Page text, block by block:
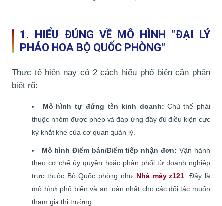
1. HIỂU ĐÚNG VỀ MÔ HÌNH "ĐẠI LÝ
PHÁO HOA BỘ QUỐC PHÒNG"
Thực tế hiện nay có 2 cách hiểu phổ biến cần phân
biệt rõ:
Mô hình tự đứng tên kinh doanh: Chủ thể phải
thuộc nhóm được phép và đáp ứng đầy đủ điều kiện cực
kỳ khắt khe của cơ quan quản lý.
Mô hình Điểm bán/Điểm tiếp nhận đơn: Vận hành
theo cơ chế ủy quyền hoặc phân phối từ doanh nghiệp
trực thuộc Bộ Quốc phòng như Nhà máy z121 . Đây là
mô hình phổ biến và an toàn nhất cho các đối tác muốn
tham gia thị trường.